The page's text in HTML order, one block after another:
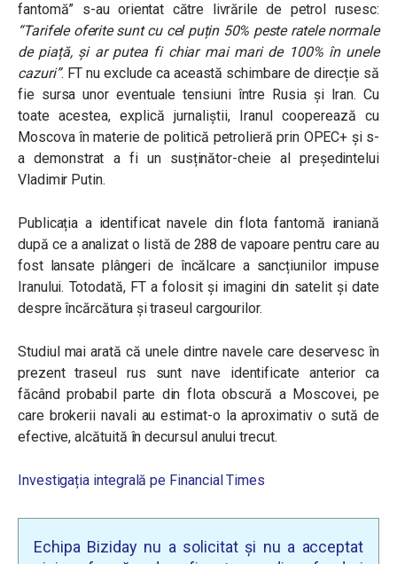
fantomă” s-au orientat către livrările de petrol rusesc:
“Tarifele oferite sunt cu cel puțin 50% peste ratele normale
de piață, și ar putea fi chiar mai mari de 100% în unele
cazuri”. FT nu exclude ca această schimbare de direcție să
fie sursa unor eventuale tensiuni între Rusia și Iran. Cu
toate acestea, explică jurnaliștii, Iranul cooperează cu
Moscova în materie de politică petrolieră prin OPEC+ și s-
a demonstrat a fi un susținător-cheie al președintelui
Vladimir Putin.
Publicația a identificat navele din flota fantomă iraniană
după ce a analizat o listă de 288 de vapoare pentru care au
fost lansate plângeri de încălcare a sancțiunilor impuse
Iranului. Totodată, FT a folosit şi imagini din satelit şi date
despre încărcătura şi traseul cargourilor.
Studiul mai arată că unele dintre navele care deservesc în
prezent traseul rus sunt nave identificate anterior ca
făcând probabil parte din flota obscură a Moscovei, pe
care brokerii navali au estimat-o la aproximativ o sută de
efective, alcătuită în decursul anului trecut.
Investigația integrală pe Financial Times
Echipa Biziday nu a solicitat și nu a acceptat